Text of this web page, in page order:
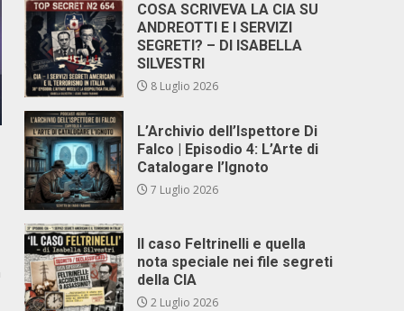
COSA SCRIVEVA LA CIA SU
ANDREOTTI E I SERVIZI
SEGRETI? – DI ISABELLA
SILVESTRI
8 Luglio 2026
L’Archivio dell’Ispettore Di
Falco | Episodio 4: L’Arte di
Catalogare l’Ignoto
7 Luglio 2026
Il caso Feltrinelli e quella
nota speciale nei file segreti
della CIA
2 Luglio 2026